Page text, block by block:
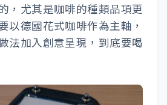
，尤其是咖啡的種類品項更
以德國花式咖啡作為主軸，
法加入創意呈現，到底要喝